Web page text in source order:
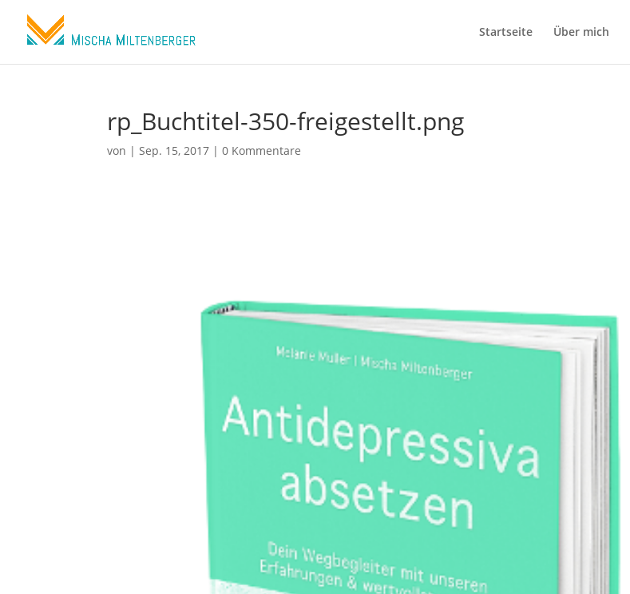
Startseite Über mich
rp_Buchtitel-350-freigestellt.png
von |Sep. 15, 2017 |0 Kommentare